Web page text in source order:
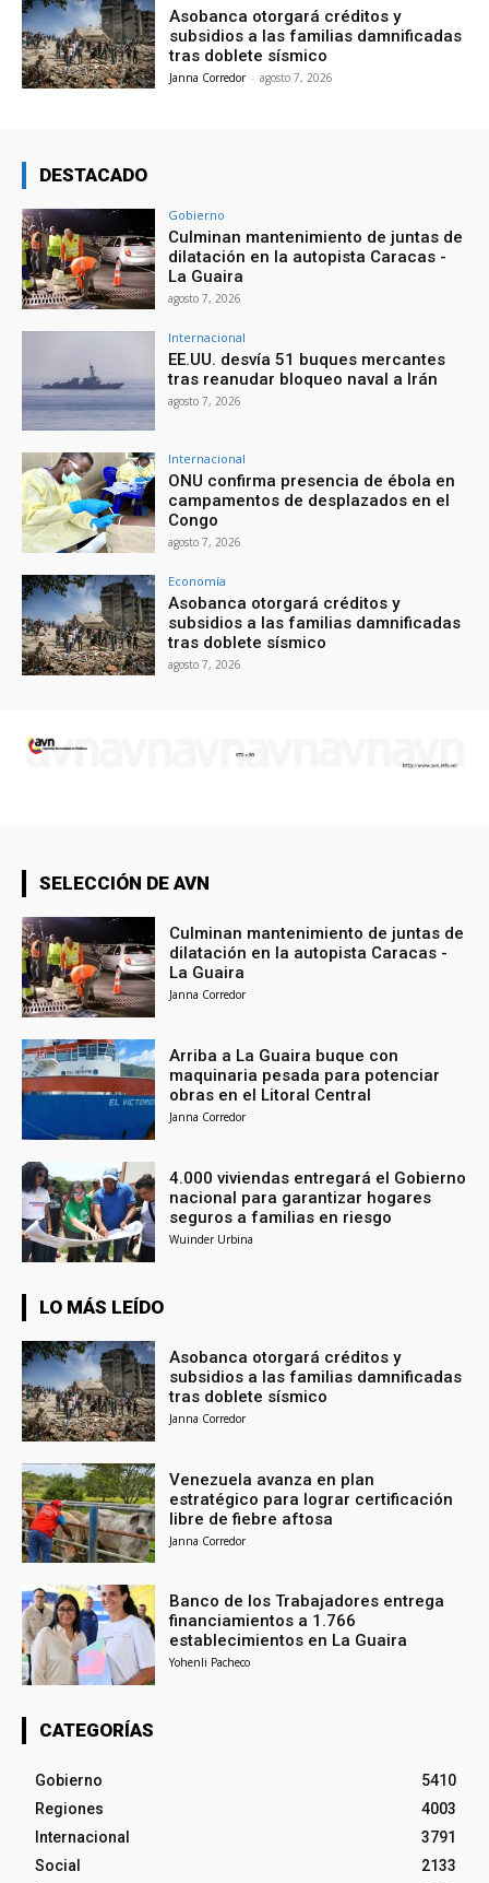
Asobanca otorgará créditos y
subsidios a las familias damnificadas
tras doblete sísmico
Janna Corredor - agosto 7, 2026
DESTACADO
Gobierno
Culminan mantenimiento de juntas de
dilatación en la autopista Caracas -
La Guaira
agosto 7, 2026
Internacional
EE.UU. desvía 51 buques mercantes
tras reanudar bloqueo naval a Irán
agosto 7, 2026
Internacional
ONU confirma presencia de ébola en
campamentos de desplazados en el
Congo
agosto 7, 2026
Economía
Asobanca otorgará créditos y
subsidios a las familias damnificadas
tras doblete sísmico
agosto 7, 2026
SELECCIÓN DE AVN
Culminan mantenimiento de juntas de
dilatación en la autopista Caracas -
La Guaira
Janna Corredor
Arriba a La Guaira buque con
maquinaria pesada para potenciar
obras en el Litoral Central
Janna Corredor
4.000 viviendas entregará el Gobierno
nacional para garantizar hogares
seguros a familias en riesgo
Wuinder Urbina
LO MÁS LEÍDO
Asobanca otorgará créditos y
subsidios a las familias damnificadas
tras doblete sísmico
Janna Corredor
Venezuela avanza en plan
estratégico para lograr certificación
libre de fiebre aftosa
Janna Corredor
Banco de los Trabajadores entrega
financiamientos a 1.766
establecimientos en La Guaira
Yohenli Pacheco
CATEGORÍAS
Gobierno
5410
Regiones
4003
Internacional
3791
Social
2133